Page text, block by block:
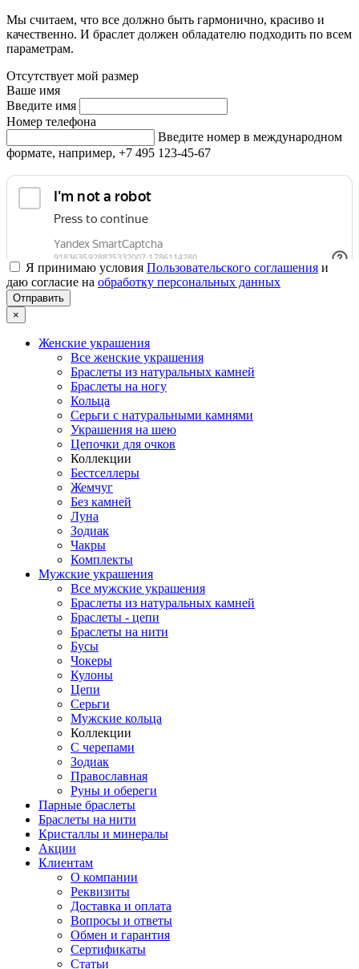
Мы считаем, что все должно быть гармонично, красиво и
качественно. И браслет должен обладателю подходить по всем
параметрам.
Отсутствует мой размер
Ваше имя
Введите имя
Номер телефона
Введите номер в международном
формате, например, +7 495 123-45-67
Я принимаю условия Пользовательского соглашения и
даю согласие на обработку персональных данных
×
Женские украшения
Все женские украшения
Браслеты из натуральных камней
Браслеты на ногу
Кольца
Серьги с натуральными камнями
Украшения на шею
Цепочки для очков
Коллекции
Бестселлеры
Жемчуг
Без камней
Луна
Зодиак
Чакры
Комплекты
Мужские украшения
Все мужские украшения
Браслеты из натуральных камней
Браслеты - цепи
Браслеты на нити
Бусы
Чокеры
Кулоны
Цепи
Серьги
Мужские кольца
Коллекции
С черепами
Зодиак
Православная
Руны и обереги
Парные браслеты
Браслеты на нити
Кристаллы и минералы
Акции
Клиентам
О компании
Реквизиты
Доставка и оплата
Вопросы и ответы
Обмен и гарантия
Сертификаты
Статьи